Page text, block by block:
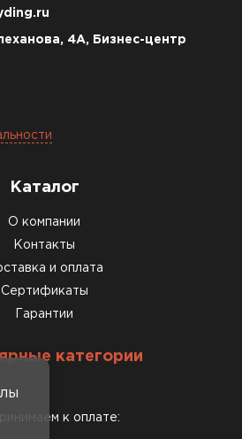
4А, Бизнес-центр
Каталог
О компании
Контакты
и оплата
Сертификаты
Гарантии
категории
к оплате: